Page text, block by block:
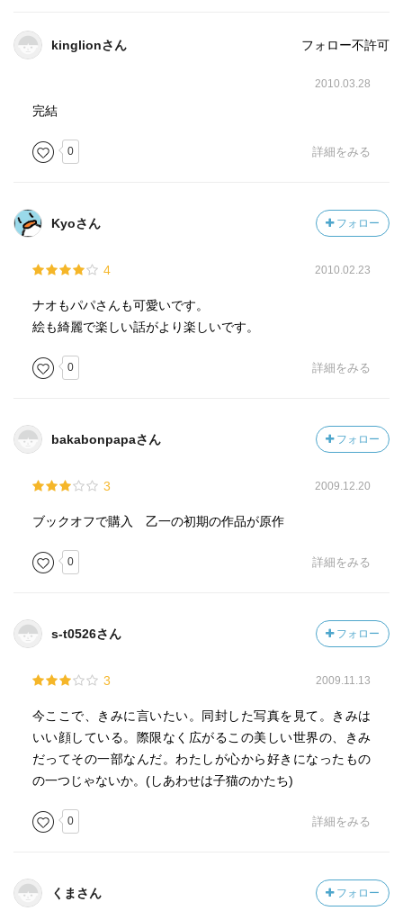
kinglionさん フォロー不許可
2010.03.28
完結
0 詳細をみる
Kyoさん フォロー
4 2010.02.23
ナオもパパさんも可愛いです。
絵も綺麗で楽しい話がより楽しいです。
0 詳細をみる
bakabonpapaさん フォロー
3 2009.12.20
ブックオフで購入 乙一の初期の作品が原作
0 詳細をみる
s-t0526さん フォロー
3 2009.11.13
今ここで、きみに言いたい。同封した写真を見て。きみは
いい顔している。際限なく広がるこの美しい世界の、きみ
だってその一部なんだ。わたしが心から好きになったもの
の一つじゃないか。(しあわせは子猫のかたち)
0 詳細をみる
くまさん フォロー